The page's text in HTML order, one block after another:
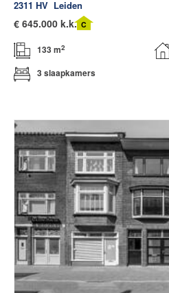
2311 HV Leiden
€ 645.000 k.k. C
133 m2
3 slaapkamers